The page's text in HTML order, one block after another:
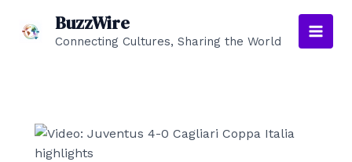
BuzzWire
Connecting Cultures, Sharing the World
Main